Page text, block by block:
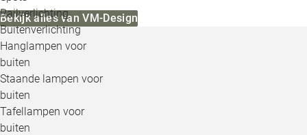
Railverlichting
Buitenverlichting
Hanglampen voor
buiten
Staande lampen voor
buiten
Tafellampen voor
buiten
Bekijk alles van VM-Design